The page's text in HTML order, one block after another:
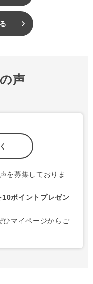
声
を募集しておりま
10ポイントプレゼン
ひマイページからご